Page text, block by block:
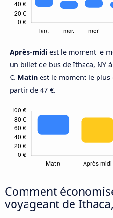
Après-midi est le moment le
un billet de bus de Ithaca, NY
€. Matin est le moment le
partir de 47 €.
Comment
voyageant de